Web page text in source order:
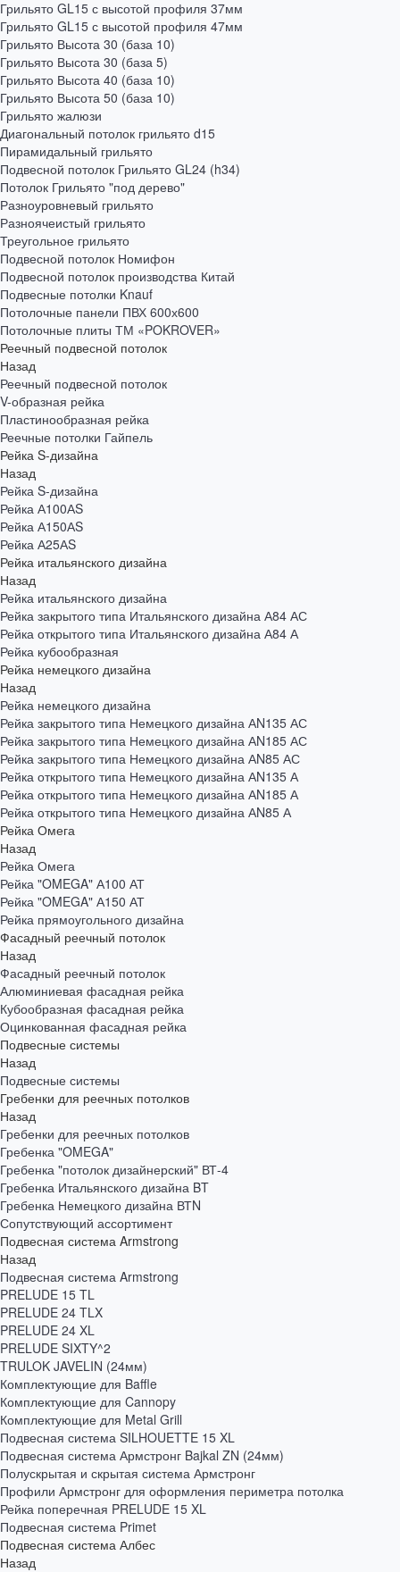
Грильято GL15 с высотой профиля 37мм
Грильято GL15 с высотой профиля 47мм
Грильято Высота 30 (база 10)
Грильято Высота 30 (база 5)
Грильято Высота 40 (база 10)
Грильято Высота 50 (база 10)
Грильято жалюзи
Диагональный потолок грильято d15
Пирамидальный грильято
Подвесной потолок Грильято GL24 (h34)
Потолок Грильято "под дерево"
Разноуровневый грильято
Разноячеистый грильято
Треугольное грильято
Подвесной потолок Номифон
Подвесной потолок производства Китай
Подвесные потолки Knauf
Потолочные панели ПВХ 600х600
Потолочные плиты ТМ «POKROVER»
Реечный подвесной потолок
Назад
Реечный подвесной потолок
V-образная рейка
Пластинообразная рейка
Реечные потолки Гайпель
Рейка S-дизайна
Назад
Рейка S-дизайна
Рейка А100АS
Рейка А150АS
Рейка А25АS
Рейка итальянского дизайна
Назад
Рейка итальянского дизайна
Рейка закрытого типа Итальянского дизайна А84 АС
Рейка открытого типа Итальянского дизайна А84 А
Рейка кубообразная
Рейка немецкого дизайна
Назад
Рейка немецкого дизайна
Рейка закрытого типа Немецкого дизайна АN135 АС
Рейка закрытого типа Немецкого дизайна АN185 АС
Рейка закрытого типа Немецкого дизайна АN85 АС
Рейка открытого типа Немецкого дизайна АN135 А
Рейка открытого типа Немецкого дизайна АN185 А
Рейка открытого типа Немецкого дизайна АN85 А
Рейка Омега
Назад
Рейка Омега
Рейка "OMEGA" А100 АТ
Рейка "OMEGA" А150 АТ
Рейка прямоугольного дизайна
Фасадный реечный потолок
Назад
Фасадный реечный потолок
Алюминиевая фасадная рейка
Кубообразная фасадная рейка
Оцинкованная фасадная рейка
Подвесные системы
Назад
Подвесные системы
Гребенки для реечных потолков
Назад
Гребенки для реечных потолков
Гребенка "OMEGA"
Гребенка "потолок дизайнерский" ВТ-4
Гребенка Итальянского дизайна BT
Гребенка Немецкого дизайна ВТN
Сопутствующий ассортимент
Подвесная система Armstrong
Назад
Подвесная система Armstrong
PRELUDE 15 TL
PRELUDE 24 TLX
PRELUDE 24 XL
PRELUDE SIXTY^2
TRULOK JAVELIN (24мм)
Комплектующие для Baffle
Комплектующие для Cannopy
Комплектующие для Metal Grill
Подвесная система SILHOUETTE 15 XL
Подвесная система Армстронг Bajkal ZN (24мм)
Полускрытая и скрытая система Армстронг
Профили Армстронг для оформления периметра потолка
Рейка поперечная PRELUDE 15 XL
Подвесная система Primet
Подвесная система Албес
Назад